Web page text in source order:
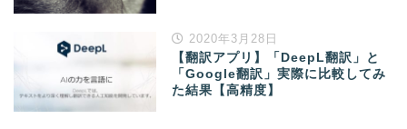
2020年3月28日
【翻訳アプリ】「DeepL翻訳」と
「Google翻訳」実際に比較してみ
た結果【高精度】